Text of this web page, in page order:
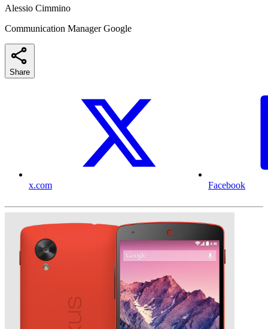
Alessio Cimmino
Communication Manager Google
Share
x.com Facebook